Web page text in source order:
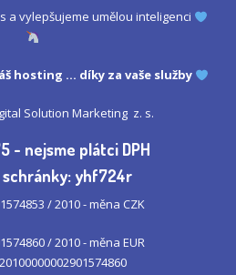
a vylepšujeme umělou inteligenci
hosting ... díky za vaše služby
Solution Marketing z. s.
- nejsme plátci DPH
schránky: yhf724r
/ 2010 - měna CZK
/ 2010 - měna EUR